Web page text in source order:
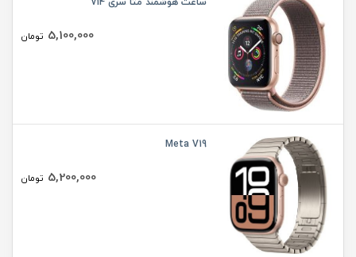
5,100,000 تومان
Meta V19
5,200,000 تومان